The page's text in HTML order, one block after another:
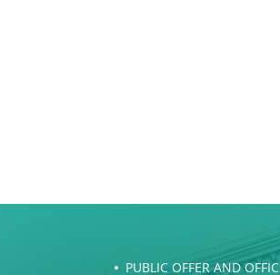
PUBLIC OFFER AND